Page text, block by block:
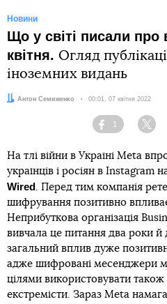
Новини
Що у світі писали про
квітня. Огляд
іноземних видань
Автор:
Антон Семиженко Дата:
00:01, 07 квітня 2022
Facebook
1
На тлі війни в Україні Meta
українців і росіян в Instagram
Wired. Перед тим компанія
шифрування позитивно
Неприбуткова організація
вивчала це питання два роки
загальний вплив дуже
адже шифровані месенджери
цілями використовувати також
екстремісти. Зараз Meta